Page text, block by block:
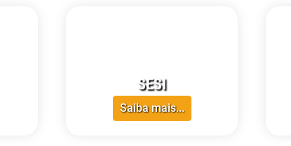
SESI
Saiba mais...